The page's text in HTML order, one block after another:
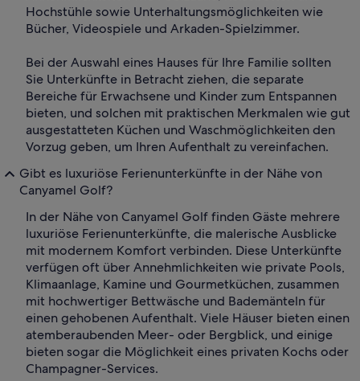
Hochstühle sowie Unterhaltungsmöglichkeiten wie
Bücher, Videospiele und Arkaden-Spielzimmer.
Bei der Auswahl eines Hauses für Ihre Familie sollten
Sie Unterkünfte in Betracht ziehen, die separate
Bereiche für Erwachsene und Kinder zum Entspannen
bieten, und solchen mit praktischen Merkmalen wie gut
ausgestatteten Küchen und Waschmöglichkeiten den
Vorzug geben, um Ihren Aufenthalt zu vereinfachen.
Gibt es luxuriöse Ferienunterkünfte in der Nähe von
Canyamel Golf?
In der Nähe von Canyamel Golf finden Gäste mehrere
luxuriöse Ferienunterkünfte, die malerische Ausblicke
mit modernem Komfort verbinden. Diese Unterkünfte
verfügen oft über Annehmlichkeiten wie private Pools,
Klimaanlage, Kamine und Gourmetküchen, zusammen
mit hochwertiger Bettwäsche und Bademänteln für
einen gehobenen Aufenthalt. Viele Häuser bieten einen
atemberaubenden Meer- oder Bergblick, und einige
bieten sogar die Möglichkeit eines privaten Kochs oder
Champagner-Services.